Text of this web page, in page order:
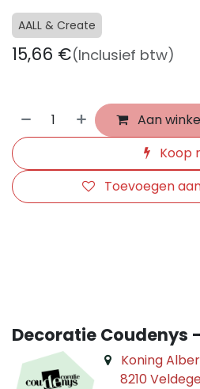
AALL & Create
15,66 €(Inclusief btw)
Aan
Koop
Toevoegen
Decoratie Coudenys
Koning
8210